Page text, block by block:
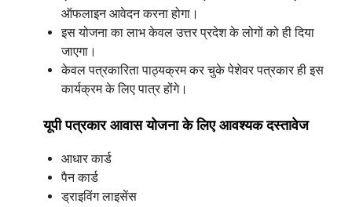
ऑफलाइन आवेदन करना होगा।
इस योजना का लाभ केवल उत्तर प्रदेश के लोगों को ही दिया
जाएगा।
केवल पत्रकारिता पाठ्यक्रम कर चुके पेशेवर पत्रकार ही इस
कार्यक्रम के लिए पात्र होंगे।
यूपी पत्रकार आवास योजना के लिए आवश्यक दस्तावेज
आधार कार्ड
पैन कार्ड
ड्राइविंग लाइसेंस